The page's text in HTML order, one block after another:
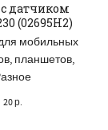
датчиком
(02695H2)
мобильных
планшетов,
20р.